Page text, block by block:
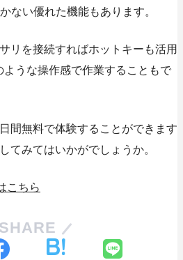
ない優れた機能もあります。
リを接続すればホットキーも活用
うな操作感で作業することもで
間無料で体験することができます
てみてはいかがでしょうか。
こちら
SHARE